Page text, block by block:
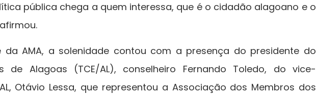
pública chega a quem interessa, que é o cidadão alagoano e o
da AMA, a solenidade contou com a presença do presidente do
de Alagoas (TCE/AL), conselheiro Fernando Toledo, do vice-
Otávio Lessa, que representou a Associação dos Membros dos